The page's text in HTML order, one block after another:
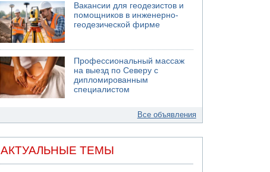
Вакансии для геодезистов и
помощников в инженерно-
геодезической фирме
Профессиональный массаж
на выезд по Северу с
дипломированным
специалистом
Все объявления
АКТУАЛЬНЫЕ ТЕМЫ